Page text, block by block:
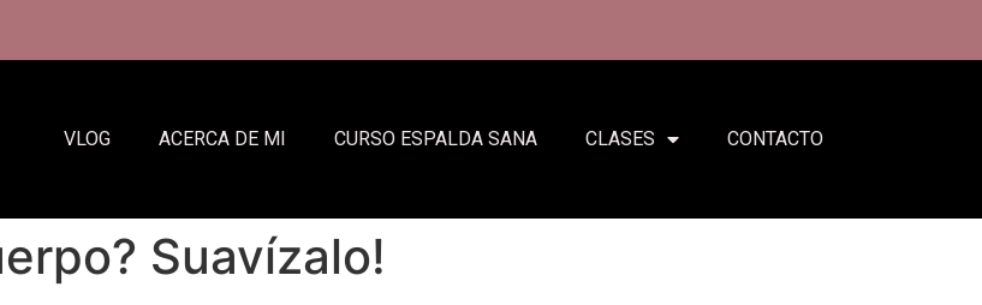
VLOG ACERCA DE MI CURSO ESPALDA SANA CLASES CONTACTO
Suavízalo!